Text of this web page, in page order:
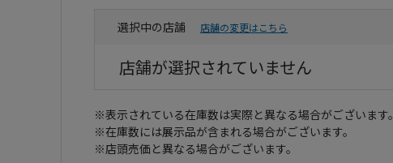
選択中の店舗 店舗の変更はこちら
店舗が選択されていません
※表示されている在庫数は実際と異なる場合がございます。
※在庫数には展示品が含まれる場合がございます。
※店頭売価と異なる場合がございます。